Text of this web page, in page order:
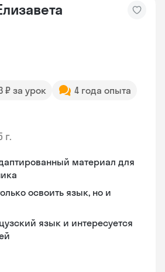
₽ за урок
4 года опыта
г.
материал для
освоить язык, но и
язык и интересуется